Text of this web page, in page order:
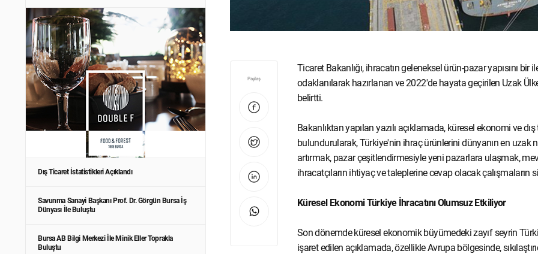
Dış Ticaret İstatistikleri Açıklandı
Savunma Sanayi Başkanı Prof. Dr. Görgün Bursa İş
Dünyası İle Buluştu
Bursa AB Bilgi Merkezi İle Minik Eller Toprakla
Buluştu
Paylaş
Ticaret Bakanlığı, ihracatın geleneksel ürün-pazar yapısını
odaklanılarak hazırlanan ve 2022'de hayata geçirilen Uzak
belirtti.
Bakanlıktan yapılan yazılı açıklamada, küresel ekonomi ve
bulundurularak, Türkiye'nin ihraç ürünlerini dünyanın en uzak
artırmak, pazar çeşitlendirmesiyle yeni pazarlara ulaşmak,
ihracatçıların ihtiyaç ve taleplerine cevap olacak çalışmaların
Küresel Ekonomi Türkiye İhracatını Olumsuz Etkiliyor
Son dönemde küresel ekonomik büyümedeki zayıf seyrin
işaret edilen açıklamada, özellikle Avrupa bölgesinde,